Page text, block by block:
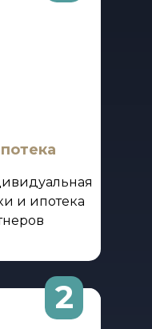
и ипотека
2